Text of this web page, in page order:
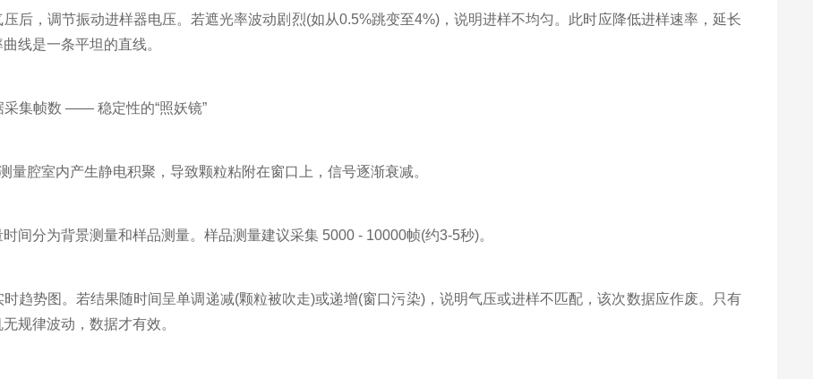
，调节振动进样器电压。若遮光率波动剧烈(如从0.5%跳变至4%)，说明进样不均匀。此时应降低进样速率，延长
线是一条平坦的直线。
集帧数 —— 稳定性的“照妖镜”
腔室内产生静电积聚，导致颗粒粘附在窗口上，信号逐渐衰减。
分为背景测量和样品测量。样品测量建议采集 5000 - 10000帧(约3-5秒)。
势图。若结果随时间呈单调递减(颗粒被吹走)或递增(窗口污染)，说明气压或进样不匹配，该次数据应作废。只有
规律波动，数据才有效。